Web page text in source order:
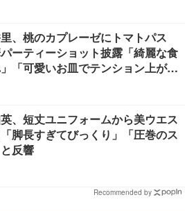
、桃のカプレーゼにトマトパス
ーティーショット披露「綺麗な食
「可愛いお皿でテンション上が
、短丈ユニフォームから美ウエス
「脚長すぎてびっくり」「圧巻のス
反響
Recommended by